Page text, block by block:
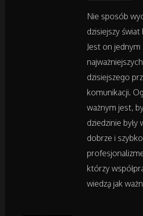
Salony, Komisy
Materiały
Agencje
Materiały
Inne Agencje
Rekreacja
Nie sposób
dzisiejszy
Jest on jednym
najważniejszych
dzisiejszego
komunikacji.
ważnym jest,
dziedzinie były
dobrze i
którzy
wiedzą jak